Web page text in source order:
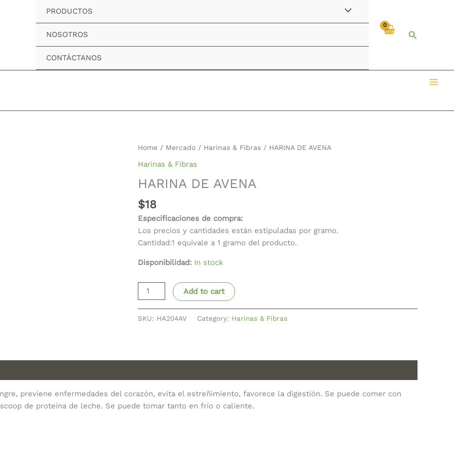
PRODUCTOS
NOSOTROS
CONTÁCTANOS
Buscar
Home / Mercado / Harinas & Fibras / HARINA DE AVENA
Harinas & Fibras
HARINA DE AVENA
$18
Especificaciones de compra:
Los precios y cantidades están estipuladas por gramo.
Cantidad:1 equivale a 1 gramo del producto.
Disponibilidad: In stock
HARINA
quantity
Add to cart
SKU: HA204AV Category: Harinas & Fibras
previene enfermedades del corazón, evita el estreñimiento, favorece la digestión. Se puede comer con
de proteína de leche. Se puede tomar tanto en frío o caliente.